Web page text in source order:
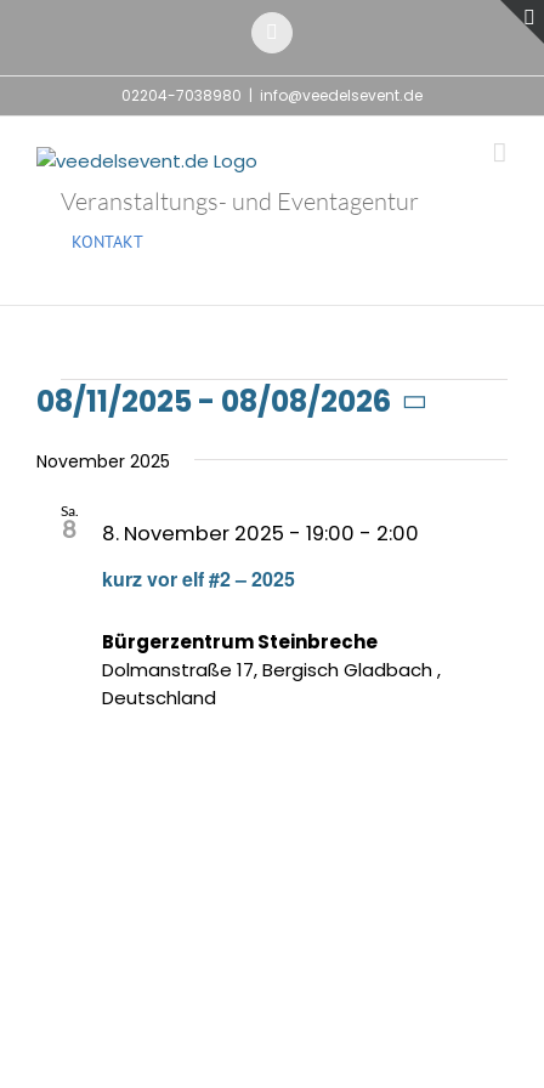
E-
Mail
02204-7038980 | info@veedelsevent.de
Veranstaltungs- und Eventagentur
KONTAKT
Veranstaltungen
08/11/2025 - 08/08/2026
wählen.
November 2025
Sa.
8
kurz vor elf #2 – 2025
8. November 2025 - 19:00 - 2:00
Bürgerzentrum Steinbreche
Dolmanstraße 17, Bergisch Gladbach ,
Deutschland